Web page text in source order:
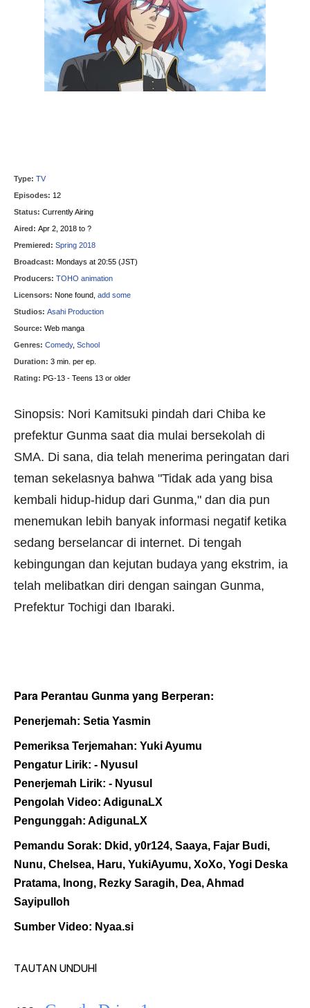
Type: TV
Episodes: 12
Status: Currently Airing
Aired: Apr 2, 2018 to ?
Premiered: Spring 2018
Broadcast: Mondays at 20:55 (JST)
Producers: TOHO animation
Licensors: None found, add some
Studios: Asahi Production
Source: Web manga
Genres: Comedy, School
Duration: 3 min. per ep.
Rating: PG-13 - Teens 13 or older
Sinopsis: Nori Kamitsuki pindah dari Chiba ke
prefektur Gunma saat dia mulai bersekolah di
SMA. Di sana, dia telah menerima peringatan dari
teman sekelasnya bahwa "Tidak ada yang bisa
kembali hidup-hidup dari Gunma," dan dia pun
menemukan lebih banyak informasi negatif ketika
sedang berselancar di internet. Di tengah
kebingungan dan kejutan budaya yang ekstrim, ia
telah melibatkan diri dengan saingan Gunma,
Prefektur Tochigi dan Ibaraki.
Para Perantau Gunma yang Berperan:
Penerjemah: Setia Yasmin
Pemeriksa Terjemahan: Yuki Ayumu
Pengatur Lirik: - Nyusul
Penerjemah Lirik: - Nyusul
Pengolah Video: AdigunaLX
Pengunggah: AdigunaLX
Pemandu Sorak: Dkid, y0r124, Saaya, Fajar Budi,
Nunu, Chelsea, Haru, YukiAyumu, XoXo, Yogi Deska
Pratama, Inong, Rezky Saragih, Dea, Ahmad
Sayipulloh
Sumber Video: Nyaa.si
TAUTAN UNDUHl